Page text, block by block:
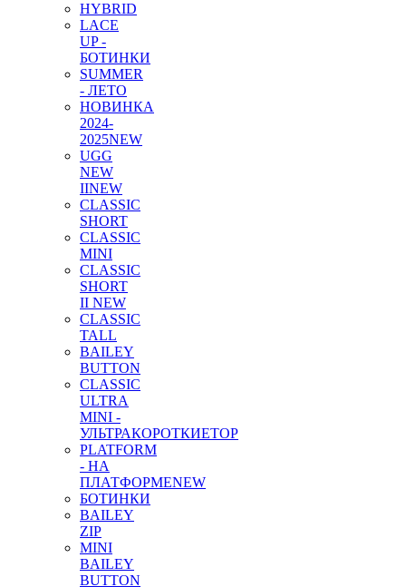
HYBRID
LACE
UP -
БОТИНКИ
SUMMER
- ЛЕТО
НОВИНКА
2024-
2025NEW
UGG
NEW
IINEW
CLASSIC
SHORT
CLASSIC
MINI
CLASSIC
SHORT
II NEW
CLASSIC
TALL
BAILEY
BUTTON
CLASSIC
ULTRA
MINI -
УЛЬТРАКОРОТКИЕTOP
PLATFORM
- НА
ПЛАТФОРМЕNEW
БОТИНКИ
BAILEY
ZIP
MINI
BAILEY
BUTTON